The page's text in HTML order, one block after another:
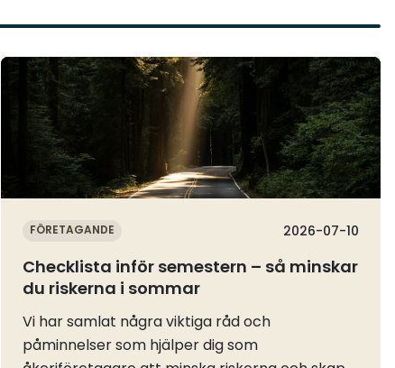
FÖRETAGANDE 2026-07-10
Checklista inför semestern – så minskar
du riskerna i sommar
Vi har samlat några viktiga råd och
påminnelser som hjälper dig som
Läs mer